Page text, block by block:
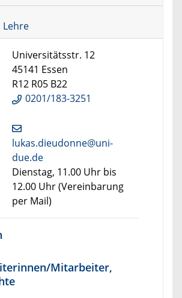
Lehre
Universitätsstr. 12
45141 Essen
R12 R05 B22
0201/183-3251
lukas.dieudonne@uni-
due.de
Dienstag, 11.00 Uhr bis
12.00 Uhr (Vereinbarung
per Mail)
Mitarbeiter,